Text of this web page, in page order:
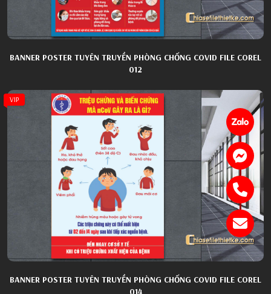
BANNER POSTER TUYÊN TRUYỀN PHÒNG CHỐNG COVID FILE COREL
012
VIP
BANNER POSTER TUYÊN TRUYỀN PHÒNG CHỐNG COVID FILE COREL
014